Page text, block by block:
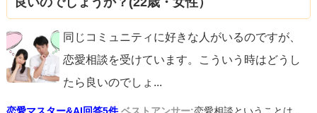
同じコミュニティに好きな人がいるのですが、
恋愛相談を受けています。こういう時はどうし
たら良いのでしょ ...